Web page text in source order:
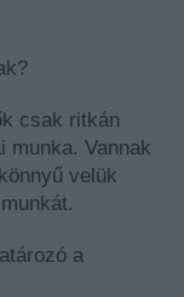
csak ritkán
munka. Vannak
velük
a